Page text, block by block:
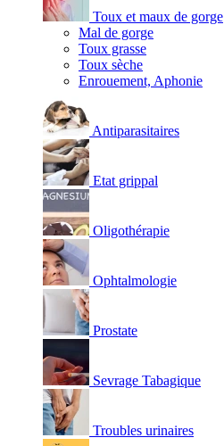
Toux et maux de gorge
Mal de gorge
Toux grasse
Toux sèche
Enrouement, Aphonie
Antiparasitaires
Etat grippal
Oligothérapie
Ophtalmologie
Prostate
Sevrage Tabagique
Troubles urinaires